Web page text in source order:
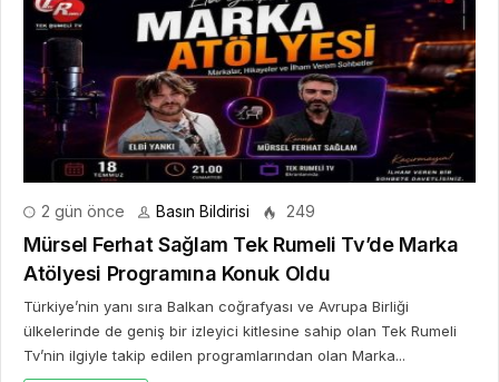
2 gün önce Basın Bildirisi 249
Mürsel Ferhat Sağlam Tek Rumeli Tv’de Marka
Atölyesi Programına Konuk Oldu
Türkiye’nin yanı sıra Balkan coğrafyası ve Avrupa Birliği
ülkelerinde de geniş bir izleyici kitlesine sahip olan Tek Rumeli
Tv’nin ilgiyle takip edilen programlarından olan Marka...